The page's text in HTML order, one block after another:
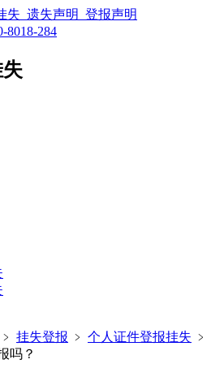
失_遗失声明_登报声明
8018-284
﹥ 挂失登报 ﹥ 个人证件登报挂失 ﹥
吗？